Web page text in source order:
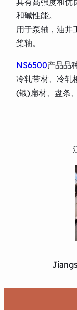
和碱性能。
用于泵轴，油井
桨轴。
NS6500产品品
冷轧带材、冷轧
(锻)扁材、盘条